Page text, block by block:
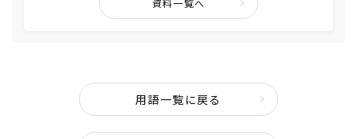
資料一覧へ
用語一覧に戻る